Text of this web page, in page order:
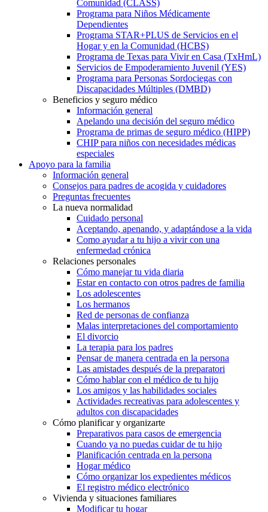
Comunidad (CLASS)
Programa para Niños Médicamente
Dependientes
Programa STAR+PLUS de Servicios en el
Hogar y en la Comunidad (HCBS)
Programa de Texas para Vivir en Casa (TxHmL)
Servicios de Empoderamiento Juvenil (YES)
Programa para Personas Sordociegas con
Discapacidades Múltiples (DMBD)
Beneficios y seguro médico
Información general
Apelando una decisión del seguro médico
Programa de primas de seguro médico (HIPP)
CHIP para niños con necesidades médicas
especiales
Apoyo para la familia
Información general
Consejos para padres de acogida y cuidadores
Preguntas frecuentes
La nueva normalidad
Cuidado personal
Aceptando, apenando, y adaptándose a la vida
Como ayudar a tu hijo a vivir con una
enfermedad crónica
Relaciones personales
Cómo manejar tu vida diaria
Estar en contacto con otros padres de familia
Los adolescentes
Los hermanos
Red de personas de confianza
Malas interpretaciones del comportamiento
El divorcio
La terapia para los padres
Pensar de manera centrada en la persona
Las amistades después de la preparatori
Cómo hablar con el médico de tu hijo
Los amigos y las habilidades sociales
Actividades recreativas para adolescentes y
adultos con discapacidades
Cómo planificar y organizarte
Preparativos para casos de emergencia
Cuando ya no puedas cuidar de tu hijo
Planificación centrada en la persona
Hogar médico
Cómo organizar los expedientes médicos
El registro médico electrónico
Vivienda y situaciones familiares
Modificar tu hogar